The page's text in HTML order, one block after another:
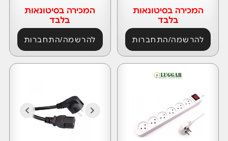
המכירה בסיטונאות
בלבד
להרשמה/התחברות
המכירה בסיטונאות
בלבד
להרשמה/התחברות